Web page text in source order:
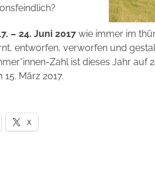
– 24. Juni 2017 wie immer im
entworfen, verworfen und
Zahl ist dieses Jahr auf
März 2017.
X